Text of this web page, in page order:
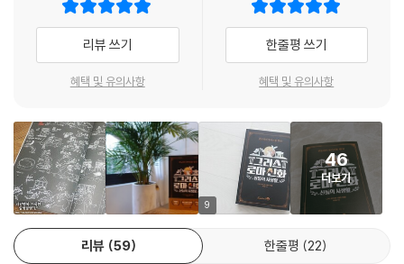
시 한번 꼼꼼하게 검토해 보강했습니다. 미처 방송을 보지 않은 사람도, 방
송을 본 사람도 그리스 로마 신화를 전체적으로 훑으며 재미와 상식과 교
훈을 얻을 수 있습니다.
이보다 쉬운 그리스 로마 신화는 더 이상 없다
그동안 그리스 로마 신화 탐독에 도전했으나, 신들의 계통, 용어, 이름에
막혀 중도에 포기했다면, 이 책을 만나 보세요. 복잡하게 얽혀 있어, 이해하
기 쉽지 않은 신화를 타고난 스토리텔러 설민석이 잘 버무려, 한 편의 영화
처럼 흥미롭게 엮었습니다. 권력 관계, 갈등 관계, 애증의 관계와 용어의 어
원까지 단숨에 이해할 수 있도록 명쾌하게 풀어냈습니다. 아는 것 같지만
리뷰 쓰기
혜택 및 유의사항
한줄평 쓰기
혜택 및 유의사항
9
46
더보기
리뷰 59 한줄평 22